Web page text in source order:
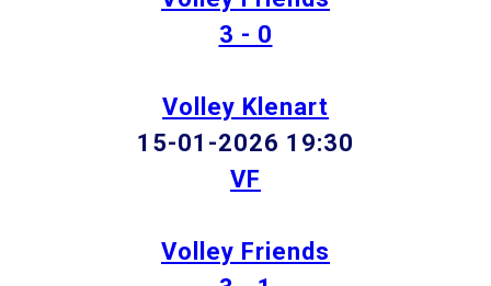
3 - 0
Volley Klenart
15-01-2026 19:30
VF
Volley Friends